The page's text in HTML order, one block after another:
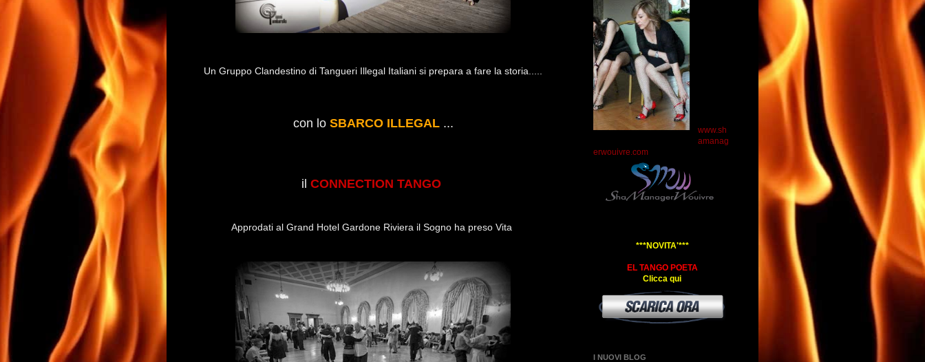
Un Gruppo Clandestino di Tangueri Illegal Italiani si prepara a fare la storia.....
con lo SBARCO ILLEGAL...
il CONNECTION TANGO
Approdati al Grand Hotel Gardone Riviera il Sogno ha preso Vita
www.sh
amanag
erwouivre.com
***NOVITA'***
EL TANGO POETA
Clicca qui
I NUOVI BLOG